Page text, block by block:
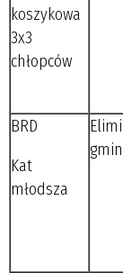
koszykowa
3x3
chłopców
BRD
Kat
młodsza